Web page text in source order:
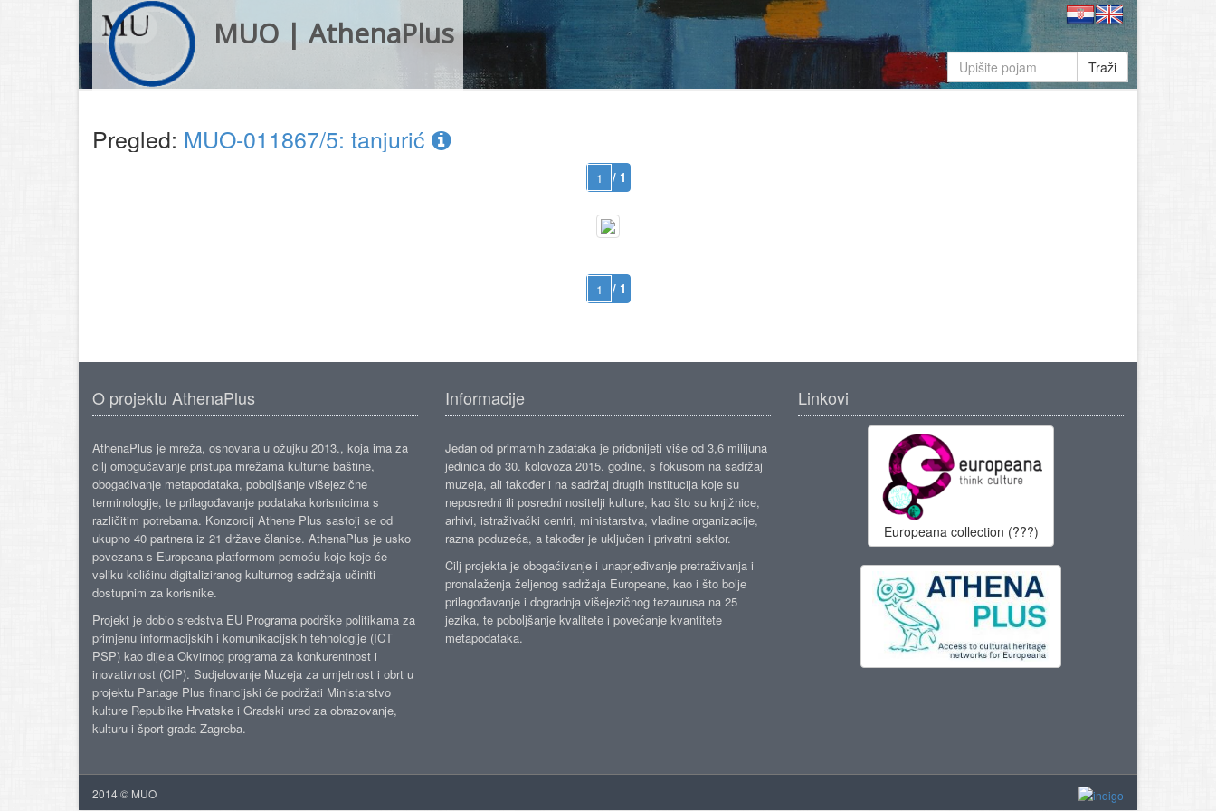
MUO | AthenaPlus
Traži
Pregled: MUO-011867/5: tanjurić
/ 1
/ 1
O projektu AthenaPlus
AthenaPlus je mreža, osnovana u ožujku 2013., koja ima za
cilj omogućavanje pristupa mrežama kulturne baštine,
obogaćivanje metapodataka, poboljšanje višejezične
terminologije, te prilagođavanje podataka korisnicima s
različitim potrebama. Konzorcij Athene Plus sastoji se od
ukupno 40 partnera iz 21 države članice. AthenaPlus je usko
povezana s Europeana platformom pomoću koje koje će
veliku količinu digitaliziranog kulturnog sadržaja učiniti
dostupnim za korisnike.
Projekt je dobio sredstva EU Programa podrške politikama za
primjenu informacijskih i komunikacijskih tehnologije (ICT
PSP) kao dijela Okvirnog programa za konkurentnost i
inovativnost (CIP). Sudjelovanje Muzeja za umjetnost i obrt u
projektu Partage Plus financijski će podržati Ministarstvo
kulture Republike Hrvatske i Gradski ured za obrazovanje,
kulturu i šport grada Zagreba.
Informacije
Jedan od primarnih zadataka je pridonijeti više od 3,6 milijuna
jedinica do 30. kolovoza 2015. godine, s fokusom na sadržaj
muzeja, ali također i na sadržaj drugih institucija koje su
neposredni ili posredni nositelji kulture, kao što su knjižnice,
arhivi, istraživački centri, ministarstva, vladine organizacije,
razna poduzeća, a također je uključen i privatni sektor.
Cilj projekta je obogaćivanje i unaprjeđivanje pretraživanja i
pronalaženja željenog sadržaja Europeane, kao i što bolje
prilagođavanje i dogradnja višejezičnog tezaurusa na 25
jezika, te poboljšanje kvalitete i povećanje kvantitete
metapodataka.
Linkovi
Europeana collection (???)
2014 © MUO